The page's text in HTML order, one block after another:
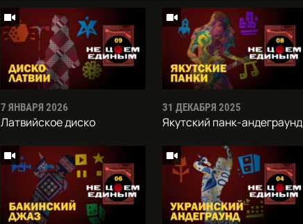
7 ЯНВАРЯ 2026
Латвийское диско
31 ДЕКАБРЯ 2025
Якутский панк-андеграунд